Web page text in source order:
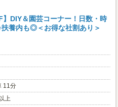
】DIY＆園芸コーナー！日数・時
扶養内も◎＜お得な社割あり＞
11分
上